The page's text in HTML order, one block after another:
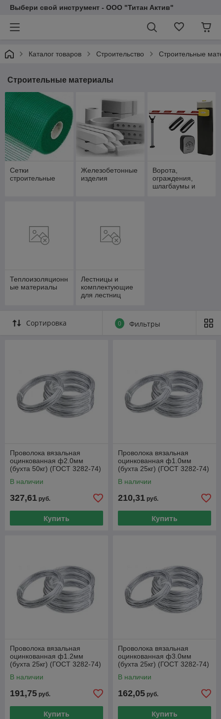
Выбери свой инструмент - ООО "Титан Актив"
Каталог товаров Строительство Строительные
Строительные материалы
Сетки
строительные
Железобетонные
изделия
Ворота,
ограждения,
шлагбаумы и
Теплоизоляционн
ые материалы
Лестницы и
комплектующие
для лестниц
Сортировка 0 Фильтры
Проволока вязальная
оцинкованная ф2.0мм
(бухта 50кг) (ГОСТ 3282-74)
В наличии
327,61 руб.
Купить
Проволока вязальная
оцинкованная ф1.0мм
(бухта 25кг) (ГОСТ 3282-74)
В наличии
210,31 руб.
Купить
Проволока вязальная
оцинкованная ф1.2мм
(бухта 25кг) (ГОСТ 3282-74)
В наличии
191,75 руб.
Купить
Проволока вязальная
оцинкованная ф3.0мм
(бухта 25кг) (ГОСТ 3282-74)
В наличии
162,05 руб.
Купить